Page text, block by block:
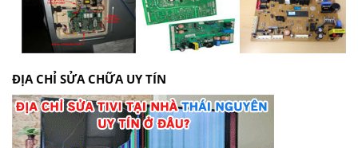
ĐỊA CHỈ SỬA CHỮA UY TÍN